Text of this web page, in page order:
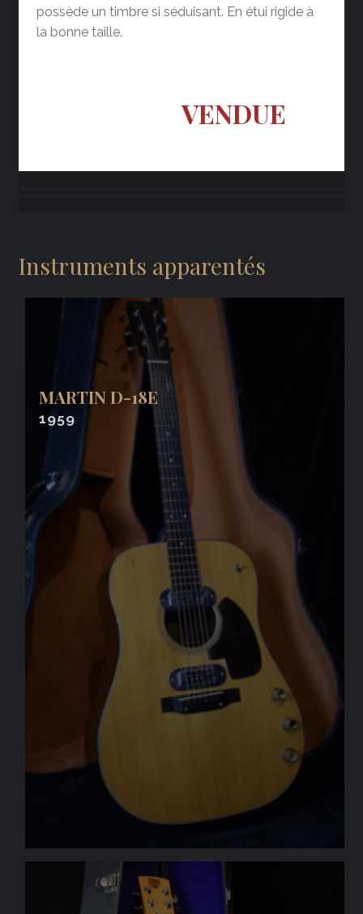
possède un timbre si séduisant. En étui rigide à
la bonne taille.
VENDUE
Instruments apparentés
MARTIN D-18E
1959